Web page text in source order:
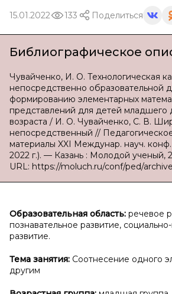
15.01.2022 133 Поделиться
Библиографическое
Чувайченко, И. О. Технологическая
непосредственно образовательной
формированию элементарных
представлений для детей младшего
возраста / И. О. Чувайченко, С. В.
непосредственный //
материалы XXI Междунар. науч. конф.
2022 г.). — Казань : Молодой ученый,
URL: https://moluch.ru/conf/ped/
Образовательная область: речевое
познавательное развитие,
развитие.
Тема занятия: Соотнесение одного
другим